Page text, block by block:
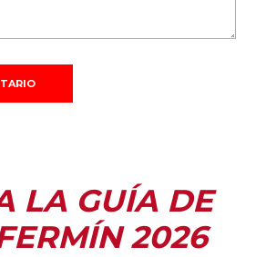
LA GUÍA DE
2026